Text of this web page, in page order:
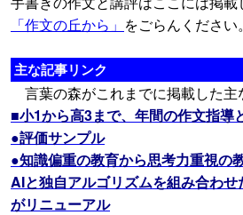
「作文の丘から」 をごらんください。
主な記事リンク
言葉の森がこれまでに掲載した主
■小1から高3まで、年間の作文指導
●評価サンプル
●知識偏重の教育から思考力重視の
AIと独自アルゴリズムを組み合わせ
がリニューアル